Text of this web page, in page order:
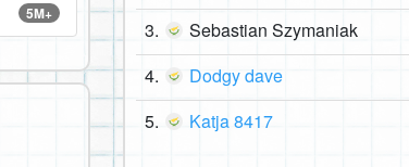
3. Sebastian Szymaniak
4. Dodgy dave
5. Katja 8417
5M+